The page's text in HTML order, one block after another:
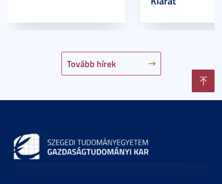
Tovább hírek